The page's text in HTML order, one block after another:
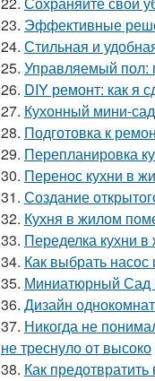
23. Эффективные
24. Стильная и
25. Управляемый пол:
26. DIY ремонт: как я
27. Кухонный мини-
28. Подготовка к
29. Перепланировка
30. Перенос кухни в
31. Создание
32. Кухня в жилом
33. Переделка кухни
34. Как выбрать
35. Миниатюрный Сад
36. Дизайн
37. Никогда не
не треснуло от высоко
38. Как